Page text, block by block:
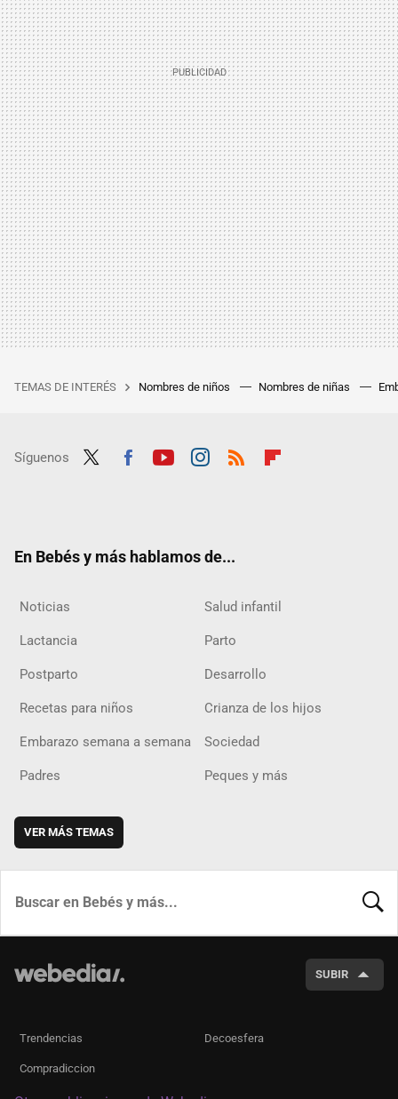
TEMAS DE INTERÉS Nombres de niños Nombres de niñas
Síguenos
En Bebés y más hablamos de...
Noticias Salud infantil
Lactancia Parto
Postparto Desarrollo
Recetas para niños Crianza de los hijos
Embarazo semana a semana Sociedad
Padres Peques y más
VER MÁS TEMAS
SUBIR
Trendencias Decoesfera
Compradiccion